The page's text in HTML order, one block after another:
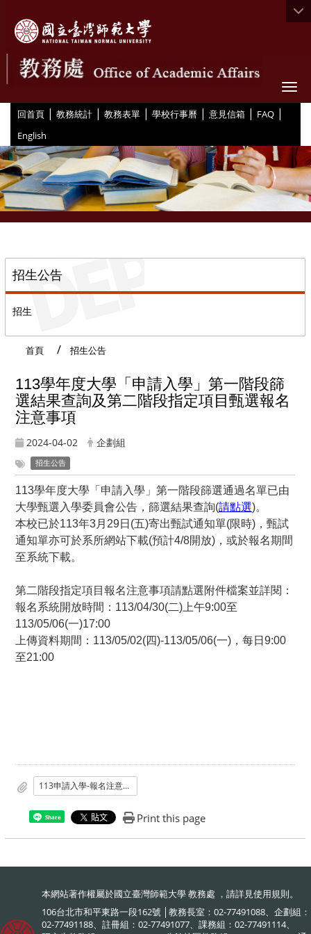
回首頁 | 教務統計 | 教務表單 | 學校行事曆 | 意見信箱 | FAQ |
English
招生公告
招生
首頁 招生公告
113學年度大學「申請入學」第一階段篩
選結果查詢及第二階段指定項目甄選報名
注意事項
2024-04-02 企劃組
招生公告
113學年度大學「申請入學」第一階段篩選通過名單已由
大學甄選入學委員會公告， 篩選結果查詢(請點選)。
本校已於113年3月29日(五)寄出甄試通知單(限時)，甄試
通知單亦可於系所網站下載(預計4/8開放)，或於報名期間
至系統下載。
第二階段指定項目報名注意事項請點選附件檔案並詳閱：
報名系統開放時間：113/04/30(二)上午9:00至
113/05/06(一)17:00
上傳資料期間：113/05/02(四)-113/05/06(一)，每日9:00
至21:00
113申請入學-報名注意事項.pdf
Share Print this page
本網站著作權屬於國立臺灣師範大學 教務處 ，請詳見使用規則。
106台北市和平東路一段162號 │教務長室：02-77491088、企劃組：
02-77491188、註冊組：02-77491077、課務組：02-77491114、